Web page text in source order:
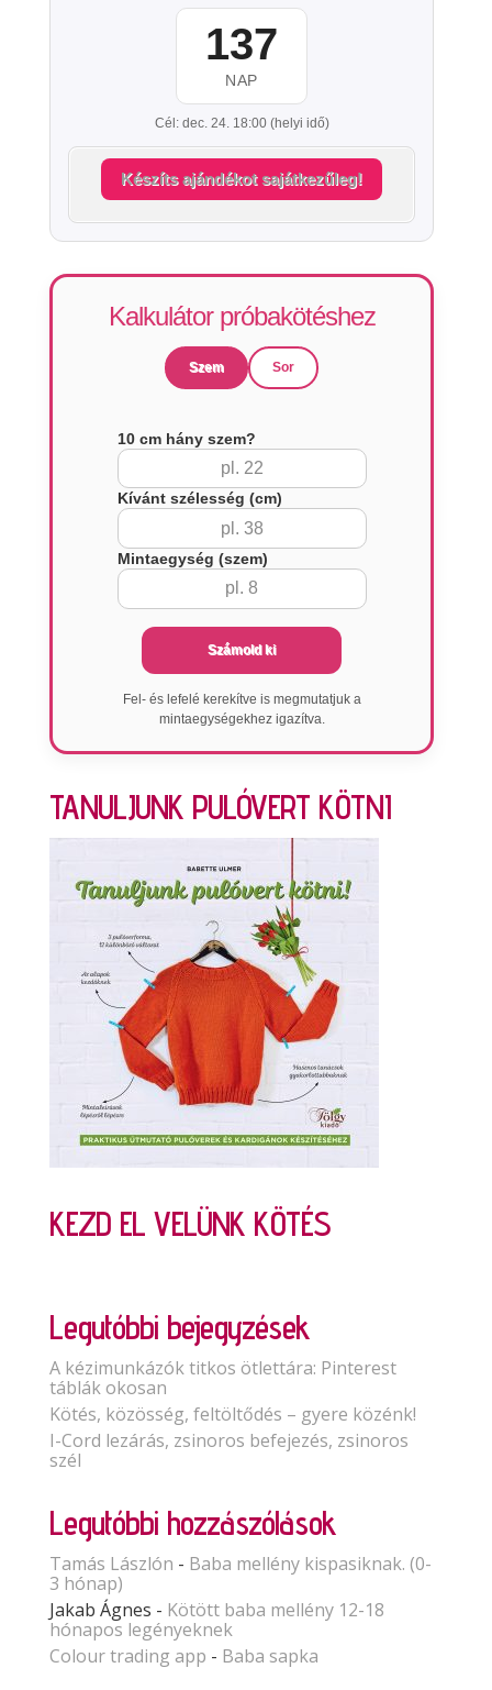
137
NAP
Cél: dec. 24. 18:00 (helyi idő)
Készíts ajándékot sajátkezűleg!
Kalkulátor próbakötéshez
Szem Sor
10 cm hány szem?
Kívánt szélesség (cm)
Mintaegység (szem)
Számold ki
Fel- és lefelé kerekítve is megmutatjuk a
mintaegységekhez igazítva.
TANULJUNK PULÓVERT KÖTNI
KEZD EL VELÜNK KÖTÉS
Legutóbbi bejegyzések
A kézimunkázók titkos ötlettára: Pinterest
táblák okosan
Kötés, közösség, feltöltődés – gyere közénk!
I-Cord lezárás, zsinoros befejezés, zsinoros
szél
Legutóbbi hozzászólások
Tamás Lászlón - Baba mellény kispasiknak. (0-
3 hónap)
Jakab Ágnes - Kötött baba mellény 12-18
hónapos legényeknek
Colour trading app - Baba sapka